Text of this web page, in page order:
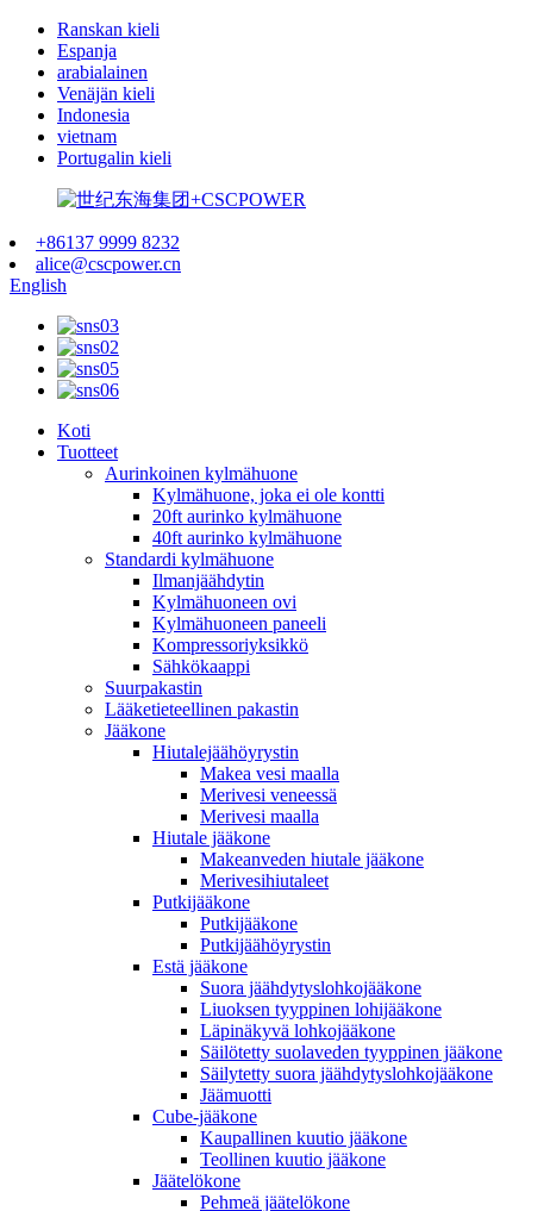
Ranskan kieli
Espanja
arabialainen
Venäjän kieli
Indonesia
vietnam
Portugalin kieli
+86137 9999 8232
alice@cscpower.cn
English
Koti
Tuotteet
Aurinkoinen kylmähuone
Kylmähuone, joka ei ole kontti
20ft aurinko kylmähuone
40ft aurinko kylmähuone
Standardi kylmähuone
Ilmanjäähdytin
Kylmähuoneen ovi
Kylmähuoneen paneeli
Kompressoriyksikkö
Sähkökaappi
Suurpakastin
Lääketieteellinen pakastin
Jääkone
Hiutalejäähöyrystin
Makea vesi maalla
Merivesi veneessä
Merivesi maalla
Hiutale jääkone
Makeanveden hiutale jääkone
Merivesihiutaleet
Putkijääkone
Putkijääkone
Putkijäähöyrystin
Estä jääkone
Suora jäähdytyslohkojääkone
Liuoksen tyyppinen lohijääkone
Läpinäkyvä lohkojääkone
Säilötetty suolaveden tyyppinen jääkone
Säilytetty suora jäähdytyslohkojääkone
Jäämuotti
Cube-jääkone
Kaupallinen kuutio jääkone
Teollinen kuutio jääkone
Jäätelökone
Pehmeä jäätelökone